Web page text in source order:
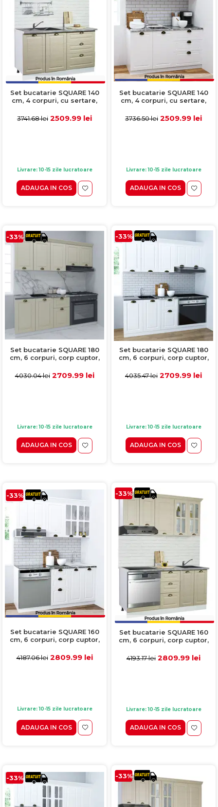
Set bucatarie SQUARE 140
cm, 4 corpuri, cu sertare,
MDF, fag rustic
3741.68 lei 2509.99 lei
Livrare: 10-15 zile lucratoare
ADAUGA IN COS
Set bucatarie SQUARE 140
cm, 4 corpuri, cu sertare,
MDF, alb rustic
3736.50 lei 2509.99 lei
Livrare: 10-15 zile lucratoare
ADAUGA IN COS
-33%
Set bucatarie SQUARE 180
cm, 6 corpuri, corp cuptor,
MDF, fag
4030.04 lei 2709.99 lei
Livrare: 10-15 zile lucratoare
ADAUGA IN COS
-33%
Set bucatarie SQUARE 180
cm, 6 corpuri, corp cuptor,
MDF, alb rustic
4035.47 lei 2709.99 lei
Livrare: 10-15 zile lucratoare
ADAUGA IN COS
-33%
Set bucatarie SQUARE 160
cm, 6 corpuri, corp cuptor,
MDF, alb rustic
4187.06 lei 2809.99 lei
Livrare: 10-15 zile lucratoare
ADAUGA IN COS
-33%
Set bucatarie SQUARE 160
cm, 6 corpuri, corp cuptor,
MDF, fag
4193.17 lei 2809.99 lei
Livrare: 10-15 zile lucratoare
ADAUGA IN COS
-33% -33%